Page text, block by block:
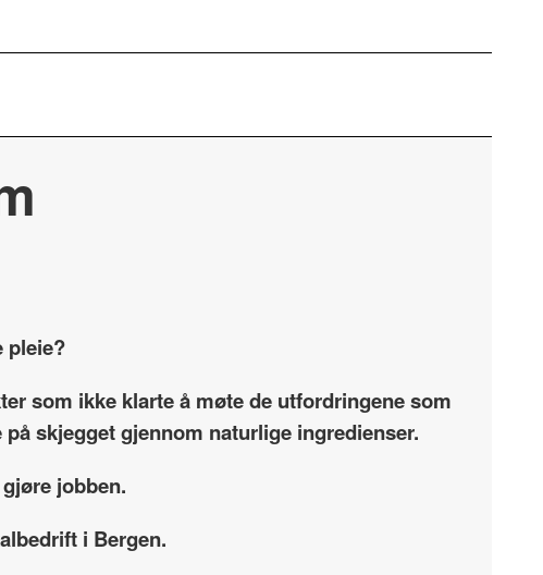
pleie?
som ikke klarte å møte de utfordringene som
skjegget gjennom naturlige ingredienser.
jobben.
i Bergen.